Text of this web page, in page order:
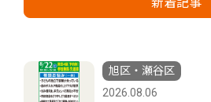
旭区・瀬谷区
2026.08.06